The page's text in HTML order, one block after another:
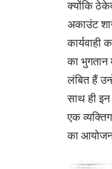
क्योंकि
अकाउंट
कार्यवाही
का भुगतान
लंबित हैं
साथ ही
एक
का आयोजन